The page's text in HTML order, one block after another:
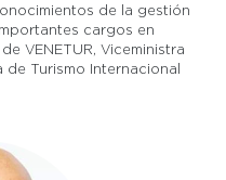
de la gestión
cargos en
VENETUR, Viceministra
de Turismo Internacional